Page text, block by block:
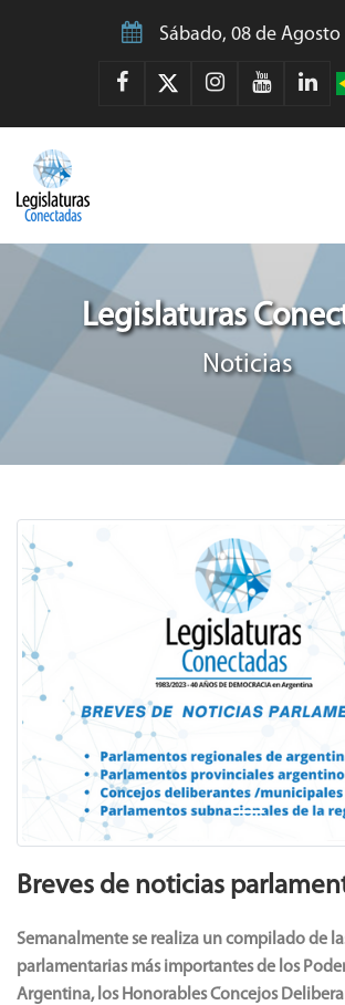
Sábado, 08 de Agosto
Legislaturas
Noticias
Previous
Breves de noticias
Semanalmente se realiza un compilado de
parlamentarias más importantes de los
Argentina, los Honorables Concejos